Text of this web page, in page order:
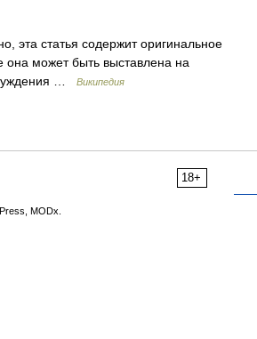
эта статья содержит оригинальное
она может быть выставлена на
…
Википедия
18+
MODx.